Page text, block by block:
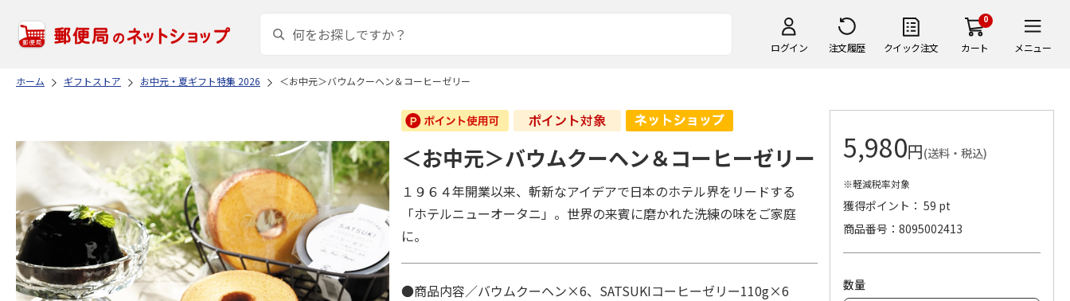
ログイン 注文履歴 クイック注文
0
カート メニュー
ホーム ギフトストア お中元・夏ギフト特集 2026 ＜お中元＞バウムクーヘン＆コーヒーゼリー
＜お中元＞バウムクーヘン＆コーヒーゼリー
１９６４年開業以来、斬新なアイデアで日本のホテル界をリードする
「ホテルニューオータニ」。世界の来賓に磨かれた洗練の味をご家庭
に。
●商品内容／バウムクーヘン×6、SATSUKIコーヒーゼリー110g×6
5,980円(送料・税込)
※軽減税率対象
獲得ポイント： 59 pt
商品番号
8095002413
数量